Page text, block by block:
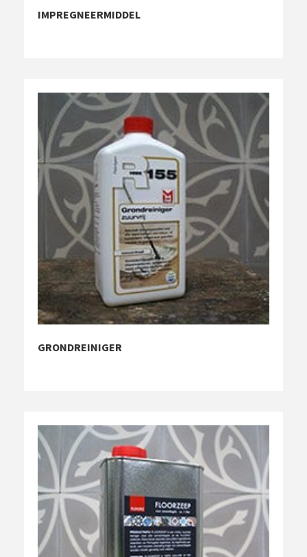
IMPREGNEERMIDDEL
GRONDREINIGER